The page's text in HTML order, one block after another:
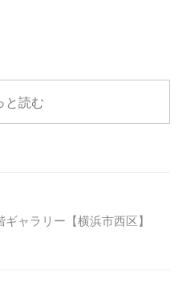
と読む
ャラリー【横浜市西区】